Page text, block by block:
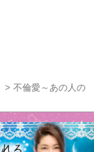
> 不倫愛～あの人の